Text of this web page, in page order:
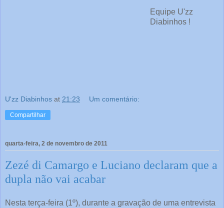
Equipe U'zz
Diabinhos !
U'zz Diabinhos at 21:23 Um comentário:
Compartilhar
quarta-feira, 2 de novembro de 2011
Zezé di Camargo e Luciano declaram que a
dupla não vai acabar
Nesta terça-feira (1º), durante a gravação de uma entrevista